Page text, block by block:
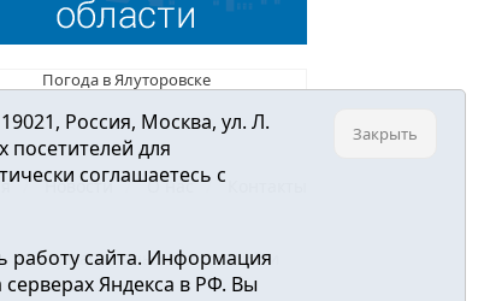
Погода в Ялуторовске
Новости О нас
информационных технологий и
Россия, Москва, ул. Л.
посетителей для
соглашаетесь с
сайта. Информация
Яндекса в РФ. Вы
Закрыть